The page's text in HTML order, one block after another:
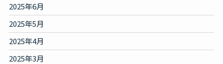
2025年6月
2025年5月
2025年4月
2025年3月